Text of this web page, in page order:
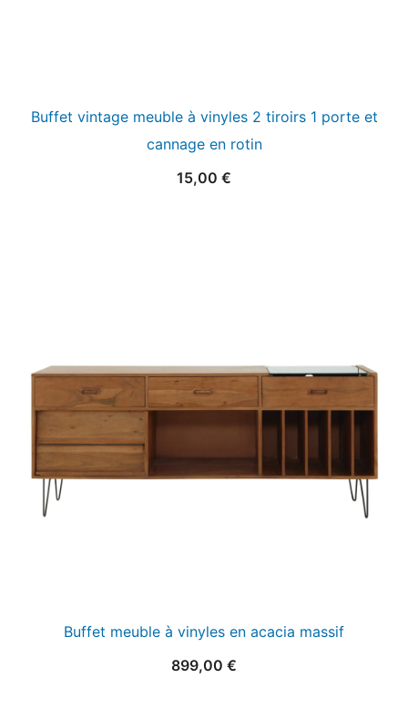
Buffet vintage meuble à vinyles 2 tiroirs 1 porte et
cannage en rotin
15,00 €
Buffet meuble à vinyles en acacia massif
899,00 €